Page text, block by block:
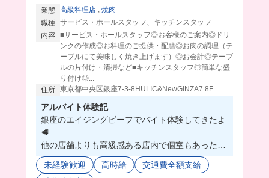
業態 高級料理店 , 焼肉
職種 サービス・ホールスタッフ、キッチンスタッフ
内容 ■サービス・ホールスタッフ◎お客様のご案内◎ドリ
ンクの作成◎お料理のご提供・配膳◎お肉の調理（テ
ーブルにて美味しく焼き上げます）◎お会計◎テーブ
ルの片付け・清掃など■キッチンスタッフ◎簡単な盛
り付け◎...
住所 東京都中央区銀座7-3-8HULIC&NewGINZA7 8F
アルバイト体験記
銀座のエイジングビーフでバイト体験してきたよ
🥩
他の店舗よりも高級感ある店内で個室もあった😳
バイトの子達は同年代多くて楽しかったし、研修
もしっかりしてるから初心者さんでも安心！！！
未経験歓迎 高時給
交通費全額支給